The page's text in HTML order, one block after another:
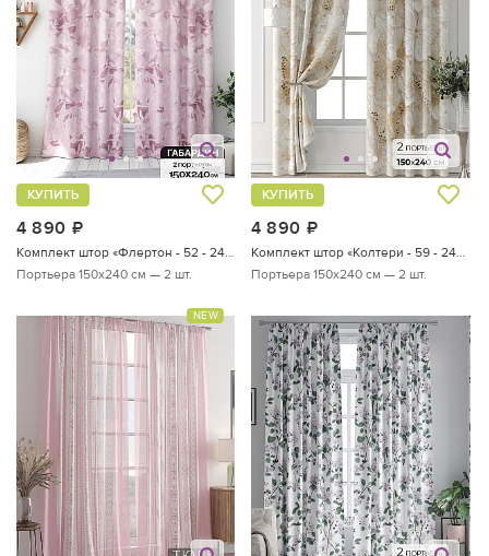
4 890
КУПИТЬ
Портьера 150х240 см — 2 шт.
4 890
КУПИТЬ
Портьера 150х240 см — 2 шт.
NEW